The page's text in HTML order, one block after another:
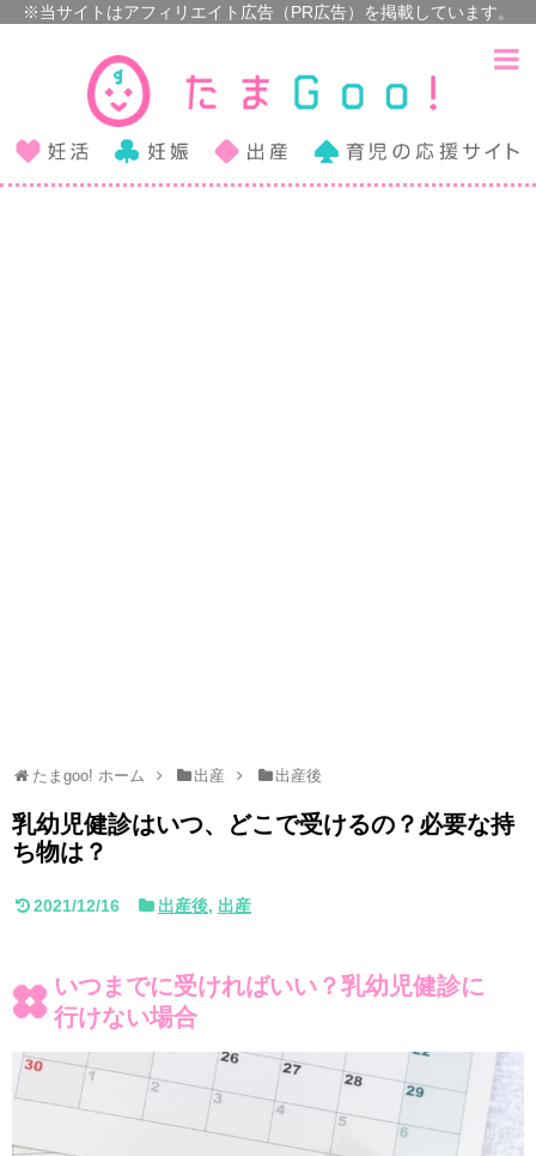
たまgoo! ホーム 出産 出産後
乳幼児健診はいつ、どこで受けるの？必要な持
ち物は？
2021/12/16 出産後, 出産
いつまでに受ければいい？乳幼児健診に
行けない場合